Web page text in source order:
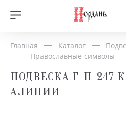
Главная Каталог
Православные символы
ПОДВЕСКА Г-П-247
АЛИПИИ